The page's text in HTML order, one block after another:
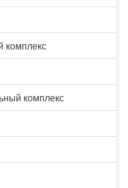
комплекс
комплекс